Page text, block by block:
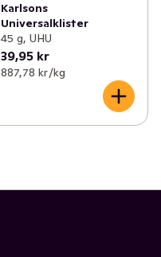
Karlsons
Universalklister
45 g, UHU
39,95 kr
887,78 kr /kg